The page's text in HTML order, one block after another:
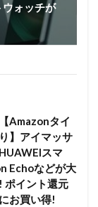
ォッチが
Amazonタイ
】アイマッサ
スマ
Echoなどが大
ポイント還元
お買い得!